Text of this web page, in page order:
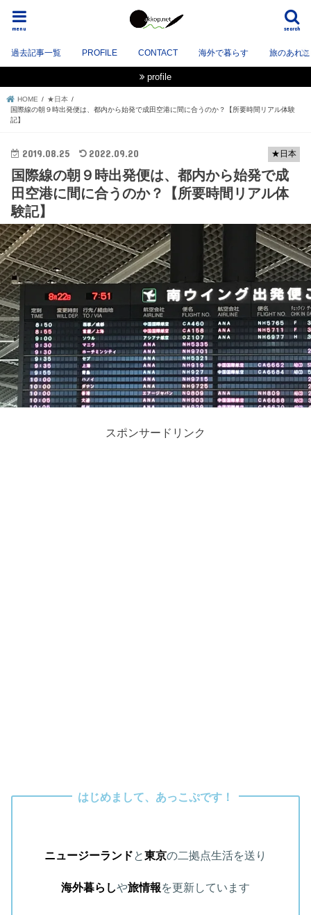
search
menu
過去記事一覧 PROFILE CONTACT 海外で暮らす 旅のあれ
profile
HOME
★日本
国際線の朝９時出発便は、都内から始発で成田空港に間に合うのか？【所要時間リアル体験
記】
★日本
2019.08.25 2022.09.20
国際線の朝９時出発便は、都内から始発で成
田空港に間に合うのか？【所要時間リアル体
験記】
スポンサードリンク
はじめまして、あっこぷです！
ニュージーランドと東京の二拠点生活を送り
海外暮らしや旅情報を更新しています